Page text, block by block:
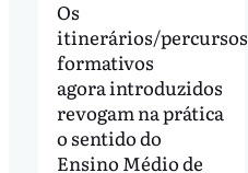
Os
itinerários/percursos
formativos
agora introduzidos
revogam na prática
o sentido do
Ensino Médio de